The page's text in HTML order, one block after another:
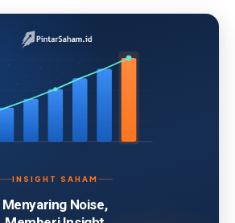
INSIGHT SAHAM
Menyaring Noise,